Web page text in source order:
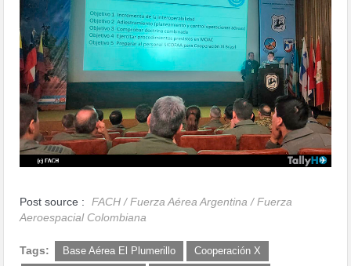
Post source :
FACH / Fuerza Aérea Argentina / Fuerza
Aeroespacial Colombiana
Tags: Base Aérea El Plumerillo
Cooperación X